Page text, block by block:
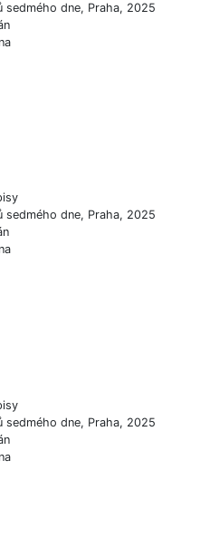
sedmého dne, Praha, 2025
sedmého dne, Praha, 2025
sedmého dne, Praha, 2025